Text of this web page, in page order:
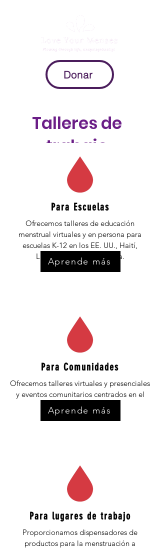
Donar
Talleres de
trabajo
Para Escuelas
Ofrecemos talleres de educación
menstrual virtuales y en persona para
escuelas K-12 en los EE. UU., Haití,
Liberia, Gambia y Nigeria.
Aprende más
Para Comunidades
Ofrecemos talleres virtuales y presenciales
y eventos comunitarios centrados en el
bienestar reproductivo.
Aprende más
Para lugares de trabajo
Proporcionamos dispensadores de
productos para la menstruación a